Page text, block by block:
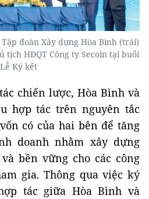
đoàn Xây dựng Hòa Bình (trái)
tịch HĐQT Công ty Secoin tại buổi
Lễ Ký kết
chiến lược, Hòa Bình và
hợp tác trên nguyên tắc
có của hai bên để tăng
doanh nhằm xây dựng
bền vững cho các công
gia. Thông qua việc ký
tác giữa Hòa Bình và